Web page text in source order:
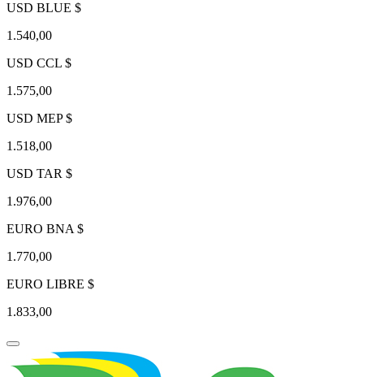
USD BLUE $
1.540,00
USD CCL $
1.575,00
USD MEP $
1.518,00
USD TAR $
1.976,00
EURO BNA $
1.770,00
EURO LIBRE $
1.833,00